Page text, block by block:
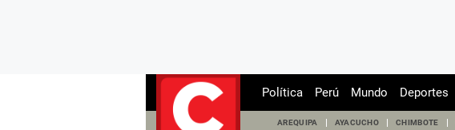
Política Perú Mundo Deportes
AREQUIPA AYACUCHO CHIMBOTE